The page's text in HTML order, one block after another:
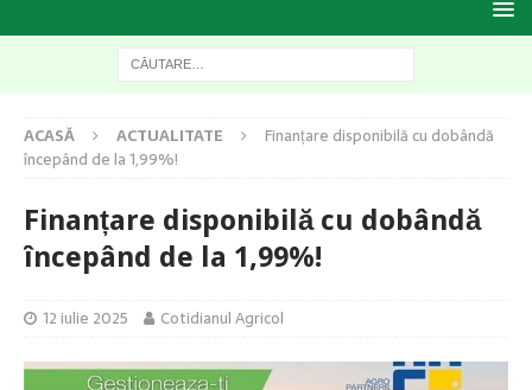
ACASĂ ACTUALITATE
Finanțare disponibilă cu dobândă
începând de la 1,99%!
Finanțare disponibilă cu dobândă
începând de la 1,99%!
12 iulie 2025 Cotidianul Agricol